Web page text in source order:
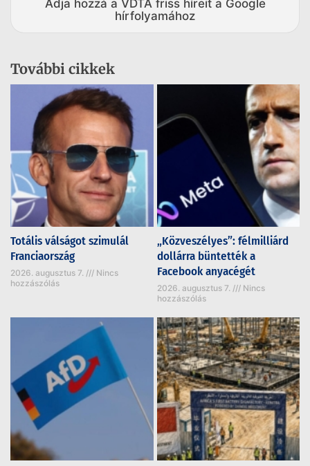
Adja hozzá a VDTA friss híreit a Google
hírfolyamához
További cikkek
Totális válságot szimulál
Franciaország
2026. augusztus 7.
Nincs
hozzászólás
„Közveszélyes”: félmilliárd
dollárra büntették a
Facebook anyacégét
2026. augusztus 7.
Nincs
hozzászólás